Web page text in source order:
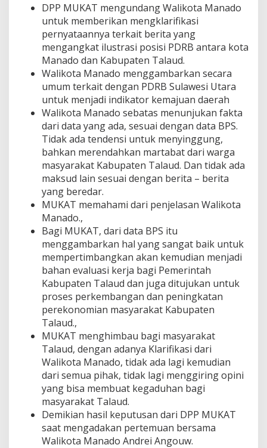
M
e
r
e
k
a
DPP MUKAT mengundang Walikota Manado
untuk memberikan mengklarifikasi
pernyataannya terkait berita yang
mengangkat ilustrasi posisi PDRB antara kota
Manado dan Kabupaten Talaud.
Walikota Manado menggambarkan secara
umum terkait dengan PDRB Sulawesi Utara
untuk menjadi indikator kemajuan daerah
Walikota Manado sebatas menunjukan fakta
dari data yang ada, sesuai dengan data BPS.
Tidak ada tendensi untuk menyinggung,
bahkan merendahkan martabat dari warga
masyarakat Kabupaten Talaud. Dan tidak ada
maksud lain sesuai dengan berita – berita
yang beredar.
MUKAT memahami dari penjelasan Walikota
Manado.,
Bagi MUKAT, dari data BPS itu
menggambarkan hal yang sangat baik untuk
mempertimbangkan akan kemudian menjadi
bahan evaluasi kerja bagi Pemerintah
Kabupaten Talaud dan juga ditujukan untuk
proses perkembangan dan peningkatan
perekonomian masyarakat Kabupaten
Talaud.,
MUKAT menghimbau bagi masyarakat
Talaud, dengan adanya Klarifikasi dari
Walikota Manado, tidak ada lagi kemudian
dari semua pihak, tidak lagi menggiring opini
yang bisa membuat kegaduhan bagi
masyarakat Talaud.
Demikian hasil keputusan dari DPP MUKAT
saat mengadakan pertemuan bersama
Walikota Manado Andrei Angouw.